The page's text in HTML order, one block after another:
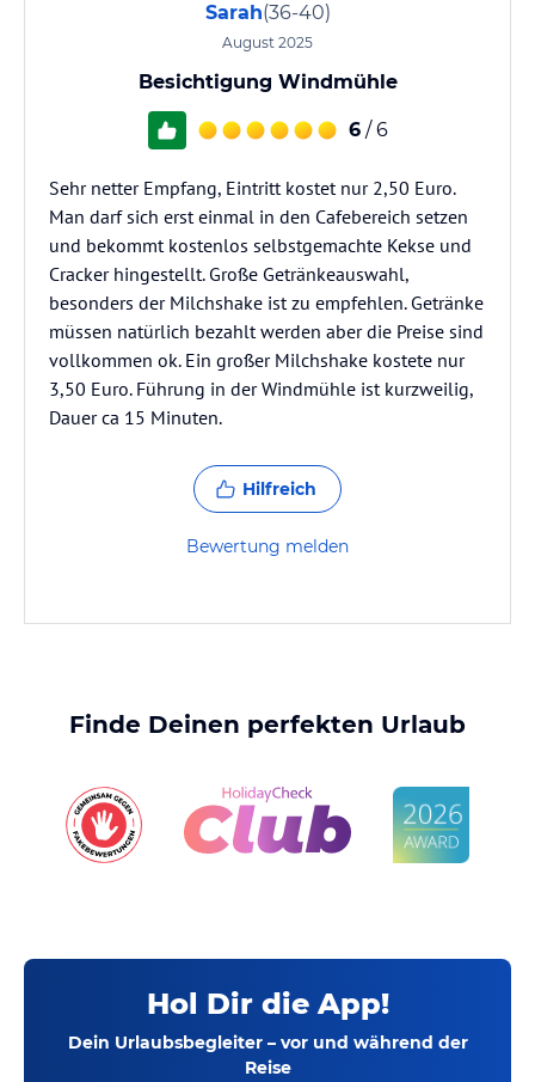
Sarah(36-40)
August 2025
Besichtigung Windmühle
6 / 6
Sehr netter Empfang, Eintritt kostet nur 2,50 Euro.
Man darf sich erst einmal in den Cafebereich setzen
und bekommt kostenlos selbstgemachte Kekse und
Cracker hingestellt. Große Getränkeauswahl,
besonders der Milchshake ist zu empfehlen. Getränke
müssen natürlich bezahlt werden aber die Preise sind
vollkommen ok. Ein großer Milchshake kostete nur
3,50 Euro. Führung in der Windmühle ist kurzweilig,
Dauer ca 15 Minuten.
Hilfreich
Bewertung melden
Finde Deinen perfekten Urlaub
Hol Dir die App!
Dein Urlaubsbegleiter – vor und während der
Reise